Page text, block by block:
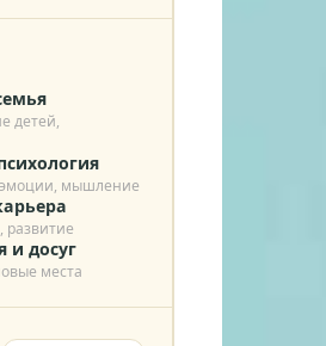
детей,
эмоции, мышление
развитие
и досуг
места